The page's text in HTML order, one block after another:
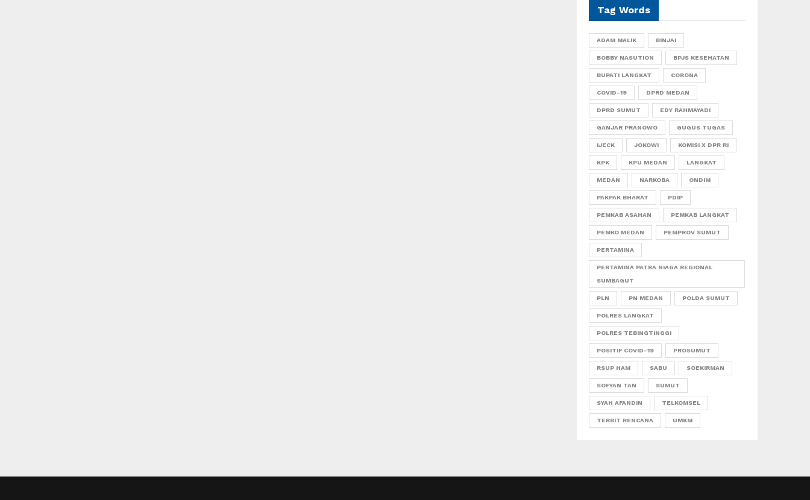
Tag Words
ADAM MALIK BINJAI
BOBBY NASUTION BPJS KESEHATAN
BUPATI LANGKAT CORONA
COVID-19 DPRD MEDAN
DPRD SUMUT EDY RAHMAYADI
GANJAR PRANOWO GUGUS TUGAS
IJECK JOKOWI KOMISI X DPR RI
KPK KPU MEDAN LANGKAT
MEDAN NARKOBA ONDIM
PAKPAK BHARAT PDIP
PEMKAB ASAHAN PEMKAB LANGKAT
PEMKO MEDAN PEMPROV SUMUT
PERTAMINA
PERTAMINA PATRA NIAGA REGIONAL
SUMBAGUT
PLN PN MEDAN POLDA SUMUT
POLRES LANGKAT
POLRES TEBINGTINGGI
POSITIF COVID-19 PROSUMUT
RSUP HAM SABU SOEKIRMAN
SOFYAN TAN SUMUT
SYAH AFANDIN TELKOMSEL
TERBIT RENCANA UMKM